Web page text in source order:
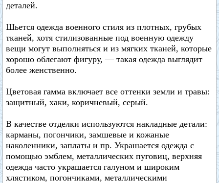
деталей.
Шьется одежда военного стиля из плотных, грубых
тканей, хотя стилизованные под военную одежду
вещи могут выполняться и из мягких тканей, которые
хорошо облегают фигуру, — такая одежда выглядит
более женственно.
Цветовая гамма включает все оттенки земли и травы:
защитный, хаки, коричневый, серый.
В качестве отделки используются накладные детали:
карманы, погончики, замшевые и кожаные
наколенники, заплаты и пр. Украшается одежда с
помощью эмблем, металлических пуговиц, верхняя
одежда часто украшается галуном и широким
хлястиком, погончиками, металлическими